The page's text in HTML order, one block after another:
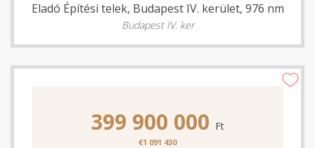
Eladó Építési telek, Budapest IV. kerület, 976 nm
Budapest IV. ker
399 900 000 Ft
€1 091 430